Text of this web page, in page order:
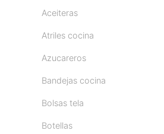
Aceiteras
Atriles cocina
Azucareros
Bandejas cocina
Bolsas tela
Botellas